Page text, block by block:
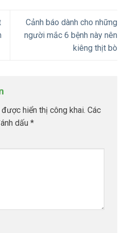
Cảnh báo dành cho những
người mắc 6 bệnh này nên
kiêng thịt bò
hiển thị công khai. Các
dấu *